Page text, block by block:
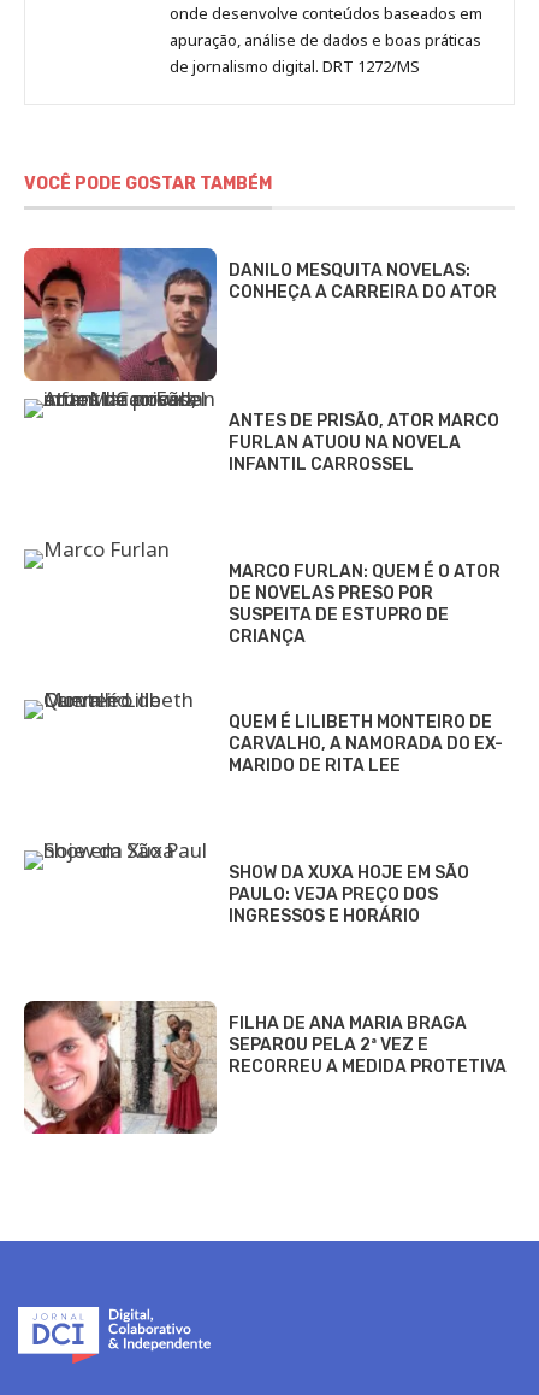
onde desenvolve conteúdos baseados em
apuração, análise de dados e boas práticas
de jornalismo digital. DRT 1272/MS
VOCÊ PODE GOSTAR TAMBÉM
DANILO MESQUITA NOVELAS:
CONHEÇA A CARREIRA DO ATOR
ANTES DE PRISÃO, ATOR MARCO
FURLAN ATUOU NA NOVELA
INFANTIL CARROSSEL
MARCO FURLAN: QUEM É O ATOR
DE NOVELAS PRESO POR
SUSPEITA DE ESTUPRO DE
CRIANÇA
QUEM É LILIBETH MONTEIRO DE
CARVALHO, A NAMORADA DO EX-
MARIDO DE RITA LEE
SHOW DA XUXA HOJE EM SÃO
PAULO: VEJA PREÇO DOS
INGRESSOS E HORÁRIO
FILHA DE ANA MARIA BRAGA
SEPAROU PELA 2ª VEZ E
RECORREU A MEDIDA PROTETIVA